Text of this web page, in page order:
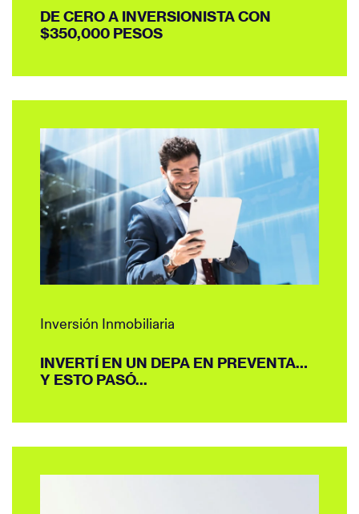
DE CERO A INVERSIONISTA CON
$350,000 PESOS
Inversión Inmobiliaria
INVERTÍ EN UN DEPA EN PREVENTA…
Y ESTO PASÓ...